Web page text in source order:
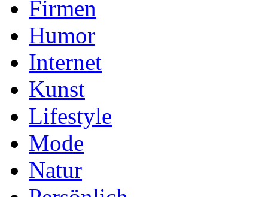
Firmen
Humor
Internet
Kunst
Lifestyle
Mode
Natur